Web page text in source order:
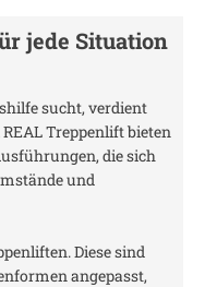
jede Situation
sucht, verdient
Treppenlift bieten
die sich
und
Diese sind
angepasst,